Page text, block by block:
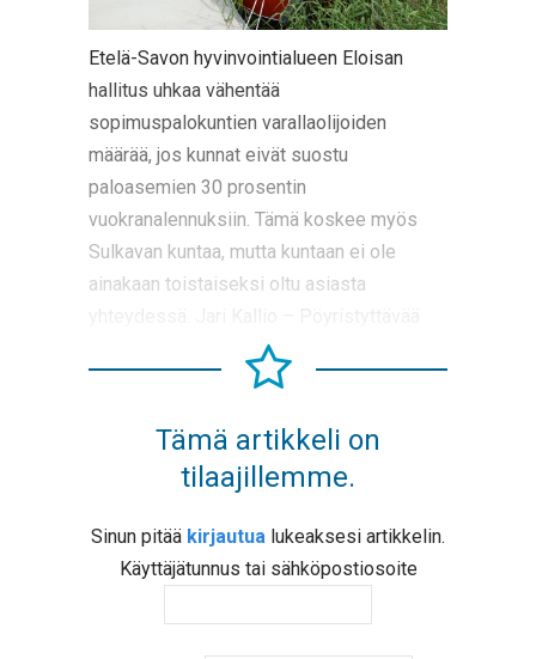
Etelä-Savon hyvinvointialueen Eloisan
hallitus uhkaa vähentää
sopimuspalokuntien varallaolijoiden
määrää, jos kunnat eivät suostu
paloasemien 30 prosentin
vuokranalennuksiin. Tämä koskee myös
Sulkavan kuntaa, mutta kuntaan ei ole
ainakaan toistaiseksi oltu asiasta
Tämä artikkeli on
tilaajillemme.
Sinun pitää kirjautua lukeaksesi artikkelin.
Käyttäjätunnus tai sähköpostiosoite